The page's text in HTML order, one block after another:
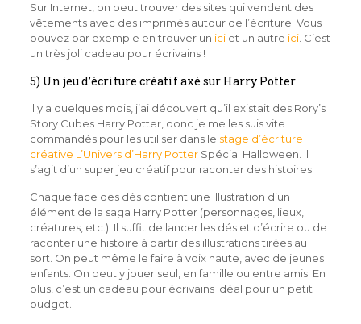
Sur Internet, on peut trouver des sites qui vendent des
vêtements avec des imprimés autour de l’écriture. Vous
pouvez par exemple en trouver un iciet un autre ici. C’est
un très joli cadeau pour écrivains !
5) Un jeu d’écriture créatif axé sur Harry Potter
Il y a quelques mois, j’ai découvert qu’il existait des Rory’s
Story Cubes Harry Potter, donc je me les suis vite
commandés pour les utiliser dans le stage d’écriture
créative L’Univers d’Harry PotterSpécial Halloween. Il
s’agit d’un super jeu créatif pour raconter des histoires.
Chaque face des dés contient une illustration d’un
élément de la saga Harry Potter (personnages, lieux,
créatures, etc.). Il suffit de lancer les dés et d’écrire ou de
raconter une histoire à partir des illustrations tirées au
sort. On peut même le faire à voix haute, avec de jeunes
enfants. On peut y jouer seul, en famille ou entre amis. En
plus, c’est un cadeau pour écrivains idéal pour un petit
budget.